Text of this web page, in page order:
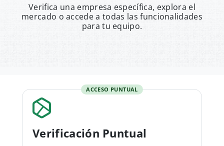
Verifica una empresa específica, explora el
mercado o accede a todas las funcionalidades
para tu equipo.
ACCESO PUNTUAL
Verificación Puntual